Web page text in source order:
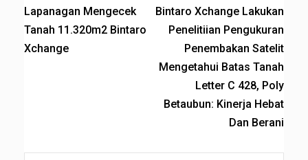
Lapanagan Mengecek
Tanah 11.320m2 Bintaro
Xchange
Bintaro Xchange Lakukan
Penelitiian Pengukuran
Penembakan Satelit
Mengetahui Batas Tanah
Letter C 428, Poly
Betaubun: Kinerja Hebat
Dan Berani